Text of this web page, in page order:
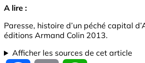
A lire :
Paresse, histoire d’un péché capital
éditions Armand Colin 2013.
Afficher les sources de cet article